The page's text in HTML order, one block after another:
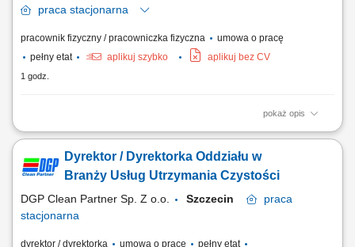
praca stacjonarna
pracownik fizyczny / pracowniczka fizyczna
umowa o pracę
pełny etat
aplikuj szybko aplikuj bez CV
1 godz.
pokaż opis
Opis stanowiska: Patrolowanie obiektu; Kontrolowanie ruchu pojazdów;
Dyrektor / Dyrektorka Oddziału w
Branży Usług Utrzymania Czystości
DGP Clean Partner Sp. Z o.o. Szczecin
praca
stacjonarna
dyrektor / dyrektorka umowa o pracę pełny etat